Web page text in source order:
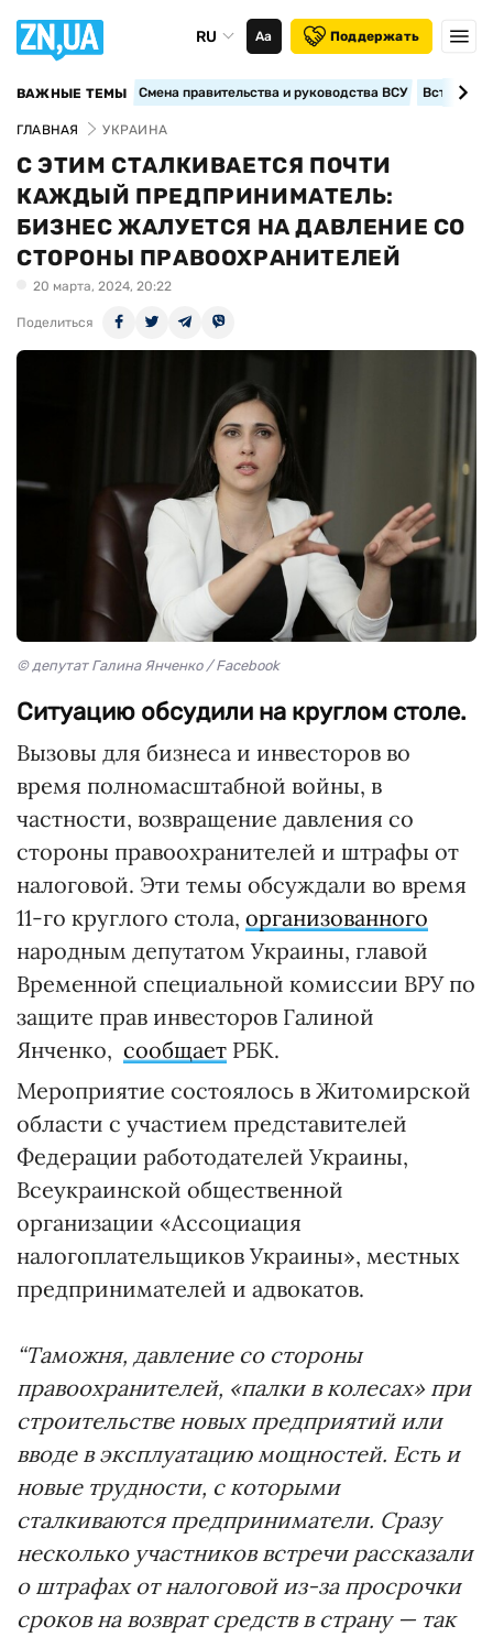
RU Аа Поддержать
ВАЖНЫЕ ТЕМЫ Смена правительства и руководства ВСУ
ГЛАВНАЯ УКРАИНА
С ЭТИМ СТАЛКИВАЕТСЯ ПОЧТИ
КАЖДЫЙ ПРЕДПРИНИМАТЕЛЬ:
БИЗНЕС ЖАЛУЕТСЯ НА ДАВЛЕНИЕ СО
СТОРОНЫ ПРАВООХРАНИТЕЛЕЙ
20 марта, 2024, 20:22
Поделиться
© депутат Галина Янченко / Facebook
Ситуацию обсудили на круглом столе.
Вызовы для бизнеса и инвесторов во
время полномасштабной войны, в
частности, возвращение давления со
стороны правоохранителей и штрафы от
налоговой. Эти темы обсуждали во время
11-го круглого стола, организованного
народным депутатом Украины, главой
Временной специальной комиссии ВРУ по
защите прав инвесторов Галиной
Янченко, сообщает РБК.
Мероприятие состоялось в Житомирской
области с участием представителей
Федерации работодателей Украины,
Всеукраинской общественной
организации «Ассоциация
налогоплательщиков Украины», местных
предпринимателей и адвокатов.
“Таможня, давление со стороны
правоохранителей, «палки в колесах» при
строительстве новых предприятий или
вводе в эксплуатацию мощностей. Есть и
новые трудности, с которыми
сталкиваются предприниматели. Сразу
несколько участников встречи рассказали
о штрафах от налоговой из-за просрочки
сроков на возврат средств в страну — так